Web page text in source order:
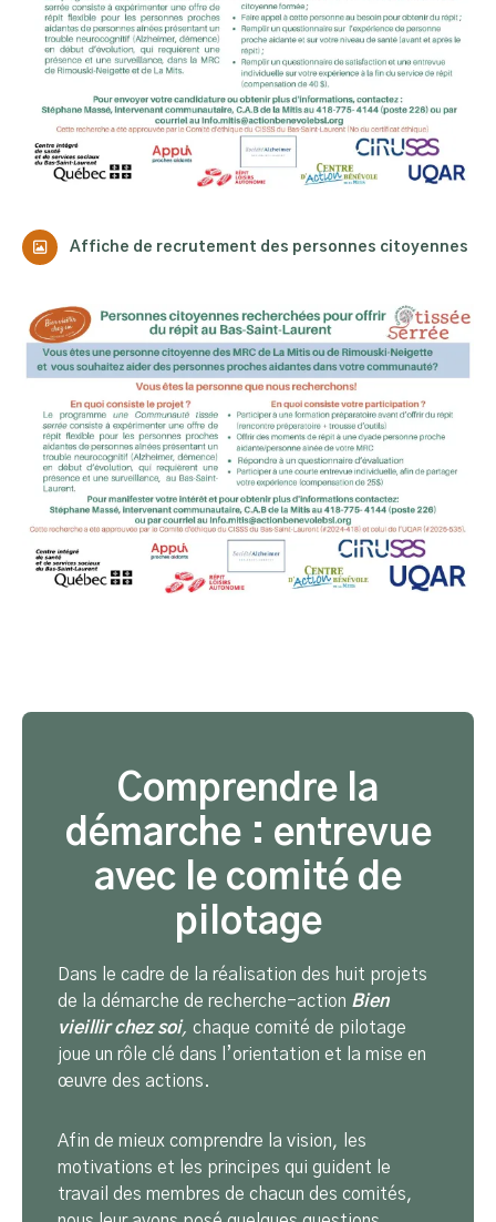
Affiche de recrutement des personnes citoyennes
Comprendre la
démarche : entrevue
avec le comité de
pilotage
Dans le cadre de la réalisation des huit projets
de la démarche de recherche-action Bien
vieillir chez soi, chaque comité de pilotage
joue un rôle clé dans l’orientation et la mise en
œuvre des actions.
Afin de mieux comprendre la vision, les
motivations et les principes qui guident le
travail des membres de chacun des comités,